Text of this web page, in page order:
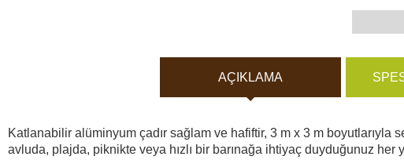
Spor ve akıllı Saatleri
Araç İçi Kamera
Hediyelik
AÇIKLAMA
Katlanabilir alüminyum çadır sağlam ve hafiftir, 3 m x 3 m
avluda, plajda, piknikte veya hızlı bir barınağa ihtiyaç duyduğunuz her